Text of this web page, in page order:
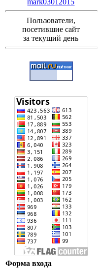
mark03012015
Пользователи,
посетившие сайт
за текущий день
Форма входа